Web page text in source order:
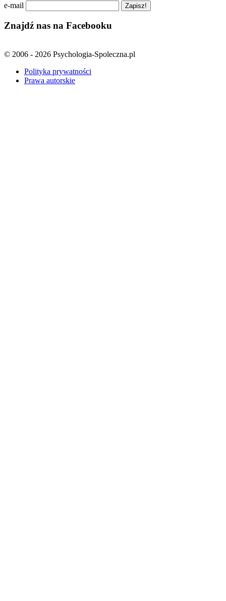
e-mail
Znajdź nas na Facebooku
© 2006 - 2026 Psychologia-Spoleczna.pl
Polityka prywatności
Prawa autorskie